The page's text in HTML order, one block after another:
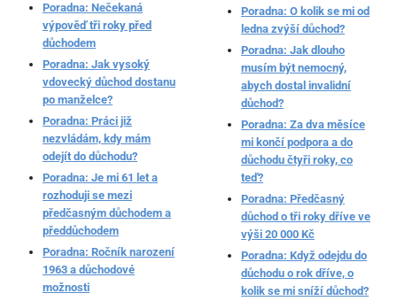
Poradna: Nečekaná
výpověď tři roky před
důchodem
Poradna: Jak vysoký
vdovecký důchod dostanu
po manželce?
Poradna: Práci již
nezvládám, kdy mám
odejít do důchodu?
Poradna: Je mi 61 let a
rozhoduji se mezi
předčasným důchodem a
předdůchodem
Poradna: Ročník narození
1963 a důchodové
možnosti
Poradna: O kolik se mi od
ledna zvýší důchod?
Poradna: Jak dlouho
musím být nemocný,
abych dostal invalidní
důchod?
Poradna: Za dva měsíce
mi končí podpora a do
důchodu čtyři roky, co
teď?
Poradna: Předčasný
důchod o tři roky dříve ve
výši 20 000 Kč
Poradna: Když odejdu do
důchodu o rok dříve, o
kolik se mi sníží důchod?